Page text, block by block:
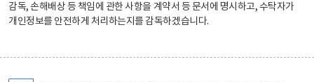
감독, 손해배상 등 책임에 관한 사항을 계약서 등 문서에 명시하고, 수탁자가
개인정보를 안전하게 처리하는지를 감독하겠습니다.